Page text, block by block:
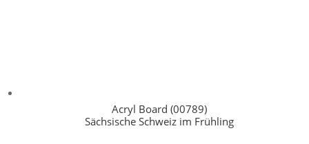
Acryl Board (00789)
Sächsische Schweiz im Frühling